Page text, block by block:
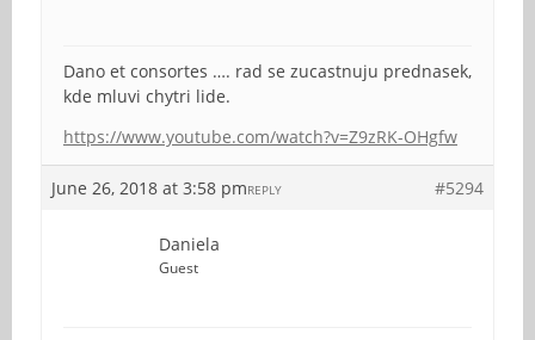
Dano et consortes …. rad se zucastnuju prednasek,
kde mluvi chytri lide.
https://www.youtube.com/watch?v=Z9zRK-OHgfw
June 26, 2018 at 3:58 pm #5294
REPLY
Daniela
Guest